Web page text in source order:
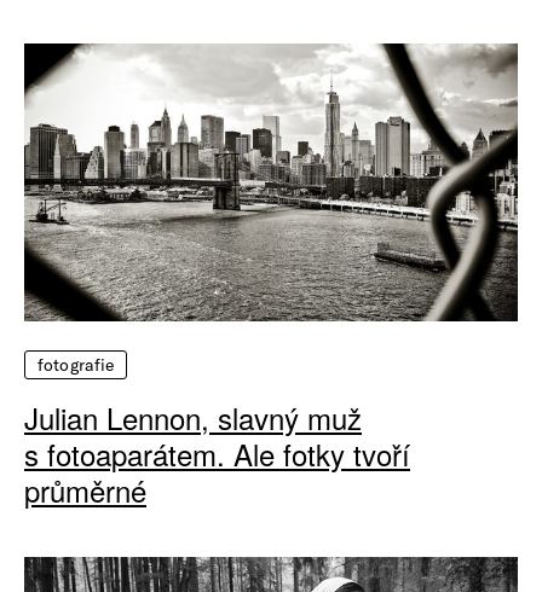
fotografie
Julian Lennon, slavný muž
s fotoaparátem. Ale fotky tvoří
průměrné